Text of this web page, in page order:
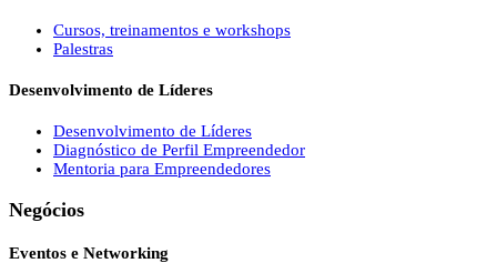
Cursos, treinamentos e workshops
Palestras
Desenvolvimento de Líderes
Desenvolvimento de Líderes
Diagnóstico de Perfil Empreendedor
Mentoria para Empreendedores
Negócios
Eventos e Networking